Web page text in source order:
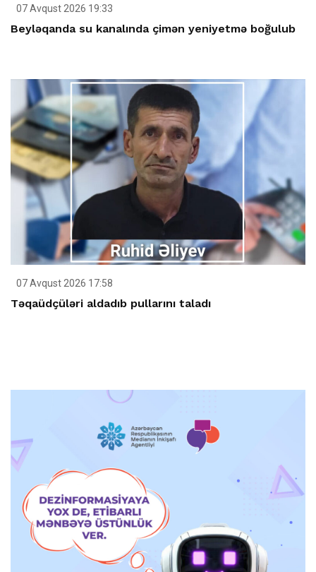
07 Avqust 2026 19:33
Beyləqanda su kanalında çimən yeniyetmə boğulub
07 Avqust 2026 17:58
Təqaüdçüləri aldadıb pullarını taladı